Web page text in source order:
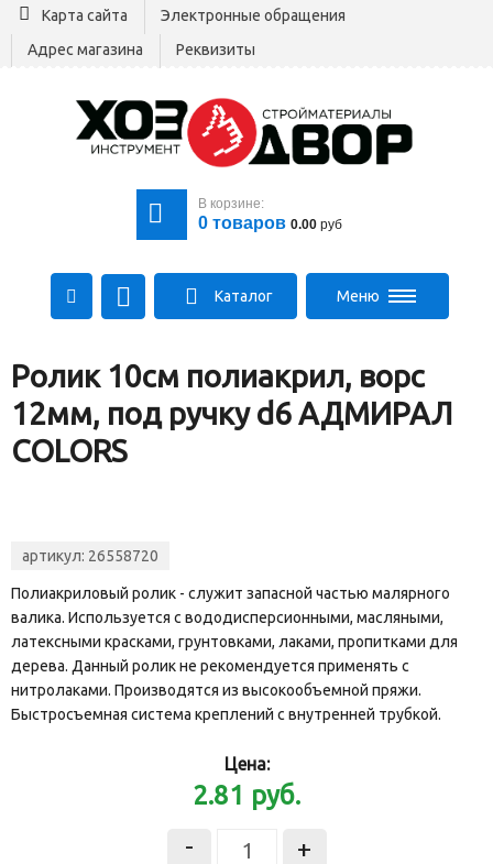
Карта сайта
Электронные обращения
Адрес магазина
Реквизиты
В корзине:
0 товаров 0.00 руб
+375 29 564-00-00
Log@hozdvor.by
Каталог Меню
Ролик 10см полиакрил, ворс
12мм, под ручку d6 АДМИРАЛ
COLORS
артикул: 26558720
Полиакриловый ролик - служит запасной частью малярного
валика. Используется с вододисперсионными, масляными,
латексными красками, грунтовками, лаками, пропитками для
дерева. Данный ролик не рекомендуется применять с
нитролаками. Производятся из высокообъемной пряжи.
Быстросъемная система креплений с внутренней трубкой.
Цена:
2.81 руб.
- +